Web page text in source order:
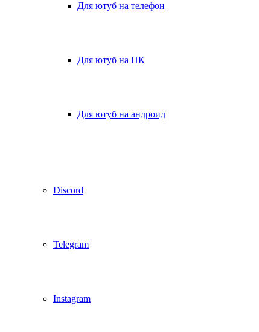
Для ютуб на телефон
Для ютуб на ПК
Для ютуб на андроид
Discord
Telegram
Instagram